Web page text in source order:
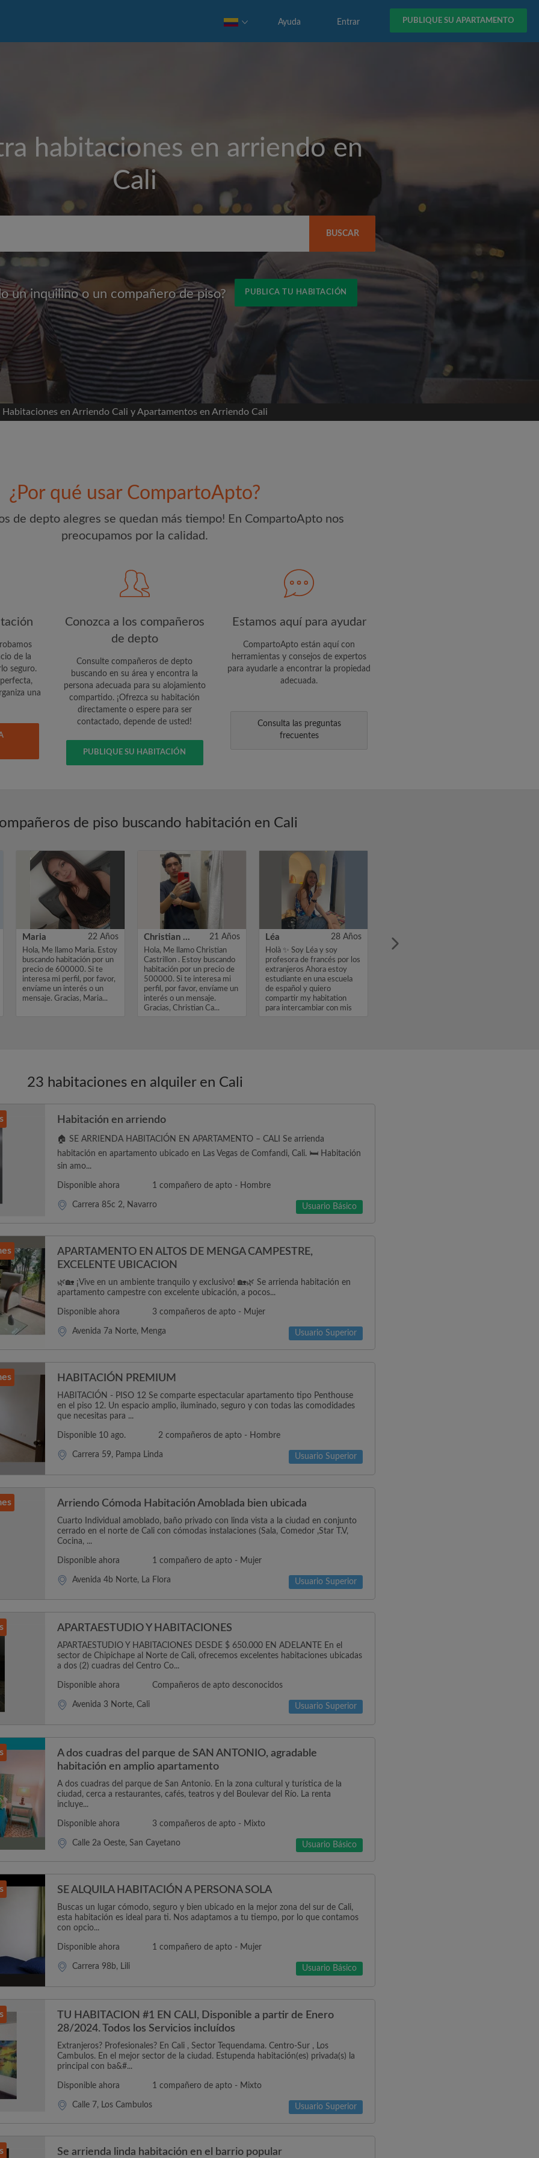
PUBLIQUE SU APARTAMENTO
Entrar
Ayuda
habitaciones en arriendo en
Cali
BUSCAR
un inquilino o un compañero de piso? PUBLICA TU HABITACIÓN
de Facebook
línea de tiempo sin su
habitacion
para ti
de depto
de depto y
Alquiler mensual máximo (COP$)
Nombre
Contraseña
reconocer la
CREAR PERFIL
Quiero recibir ofertas exclusivas y actualizaciones de la
Habitaciones en Arriendo Cali y Apartamentos en Arriendo Cali
¿Por qué usar CompartoApto?
de depto alegres se quedan más tiempo! En CompartoApto nos
preocupamos por la calidad.
de la
seguro.
una
Conozca a los compañeros
de depto
Consulte compañeros de depto
buscando en su área y encontra la
persona adecuada para su alojamiento
compartido. ¡Ofrezca su habitación
directamente o espere para ser
contactado, depende de usted!
PUBLIQUE SU HABITACIÓN
Estamos aquí para ayudar
CompartoApto están aquí con
herramientas y consejos de expertos
para ayudarle a encontrar la propiedad
adecuada.
Consulta las preguntas
frecuentes
de piso buscando habitación en Cali
Maria 22 Años
Hola, Me llamo Maria. Estoy
buscando habitación por un
precio de 600000. Si te
interesa mi perfil, por favor,
envíame un interés o un
mensaje. Gracias, Maria...
Christian Castrillon 21 Años
Hola, Me llamo Christian
Castrillon . Estoy buscando
habitación por un precio de
500000. Si te interesa mi
perfil, por favor, envíame un
interés o un mensaje.
Gracias, Christian Ca...
Léa 28 Años
Holà ✨ Soy Léa y soy
profesora de francés por los
extranjeros Ahora estoy
estudiante en una escuela
de español y quiero
compartir my habitation
para intercambiar con mis
23 habitaciones en alquiler en Cali
Habitación en arriendo
🏠 SE ARRIENDA HABITACIÓN EN APARTAMENTO – CALI Se arrienda
habitación en apartamento ubicado en Las Vegas de Comfandi, Cali. 🛏️ Habitación
sin amo...
Disponible ahora 1 compañero de apto - Hombre
Carrera 85c 2, Navarro Usuario Básico
APARTAMENTO EN ALTOS DE MENGA CAMPESTRE,
EXCELENTE UBICACION
🌿🏡 ¡Vive en un ambiente tranquilo y exclusivo! 🏡🌿 Se arrienda habitación en
apartamento campestre con excelente ubicación, a pocos...
Disponible ahora 3 compañeros de apto - Mujer
Avenida 7a Norte, Menga Usuario Superior
HABITACIÓN PREMIUM
HABITACIÓN - PISO 12 Se comparte espectacular apartamento tipo Penthouse
en el piso 12. Un espacio amplio, iluminado, seguro y con todas las comodidades
que necesitas para ...
Disponible 10 ago. 2 compañeros de apto - Hombre
Carrera 59, Pampa Linda Usuario Superior
Arriendo Cómoda Habitación Amoblada bien ubicada
Cuarto Individual amoblado, baño privado con linda vista a la ciudad en conjunto
cerrado en el norte de Cali con cómodas instalaciones (Sala, Comedor ,Star T.V,
Cocina, ...
Disponible ahora 1 compañero de apto - Mujer
Avenida 4b Norte, La Flora Usuario Superior
APARTAESTUDIO Y HABITACIONES
APARTAESTUDIO Y HABITACIONES DESDE $ 650.000 EN ADELANTE En el
sector de Chipichape al Norte de Cali, ofrecemos excelentes habitaciones ubicadas
a dos (2) cuadras del Centro Co...
Disponible ahora Compañeros de apto desconocidos
Avenida 3 Norte, Cali Usuario Superior
A dos cuadras del parque de SAN ANTONIO, agradable
habitación en amplio apartamento
A dos cuadras del parque de San Antonio. En la zona cultural y turística de la
ciudad, cerca a restaurantes, cafés, teatros y del Boulevar del Río. La renta
incluye...
Disponible ahora 3 compañeros de apto - Mixto
Calle 2a Oeste, San Cayetano Usuario Básico
SE ALQUILA HABITACIÓN A PERSONA SOLA
Buscas un lugar cómodo, seguro y bien ubicado en la mejor zona del sur de Cali,
esta habitación es ideal para ti. Nos adaptamos a tu tiempo, por lo que contamos
con opcio...
Disponible ahora 1 compañero de apto - Mujer
Carrera 98b, Lili Usuario Básico
TU HABITACION #1 EN CALI, Disponible a partir de Enero
28/2024. Todos los Servicios incluídos
Extranjeros? Profesionales? En Cali , Sector Tequendama. Centro-Sur , Los
Cambulos. En el mejor sector de la ciudad. Estupenda habitación(es) privada(s) la
principal con ba&#...
Disponible ahora 1 compañero de apto - Mixto
Calle 7, Los Cambulos Usuario Superior
Se arrienda linda habitación en el barrio popular